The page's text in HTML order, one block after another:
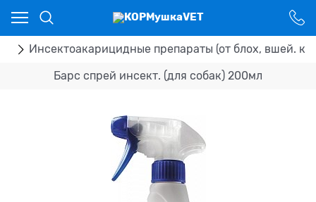
Инсектоакарицидные препараты (от блох, вшей.
Барс спрей инсект. (для собак) 200мл
Ваш город - Костанай,
угадали?